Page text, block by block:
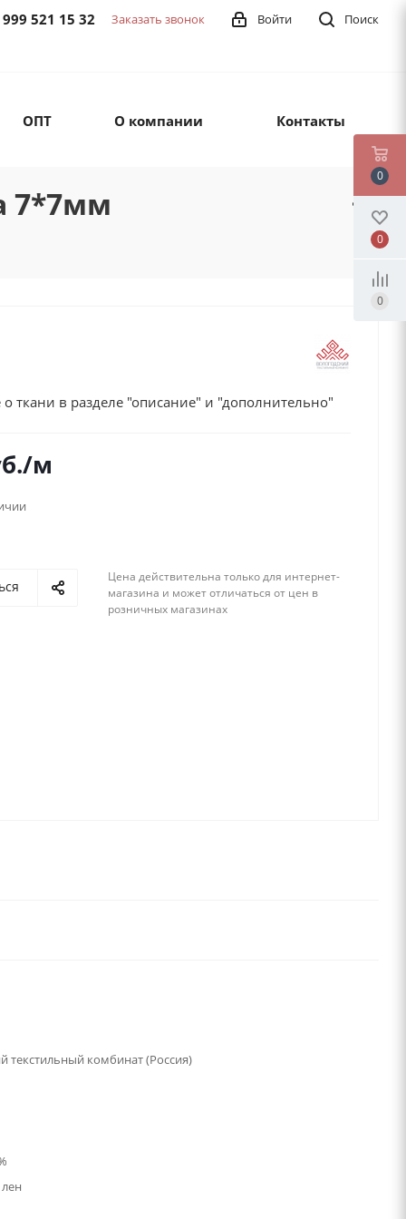
Поиск
Войти
521 15 32 Заказать звонок
ОПТ О компании Контакты
7*7мм
ткани в разделе "описание" и "дополнительно"
/м
Цена действительна только для интернет-
магазина и может отличаться от цен в
розничных магазинах
текстильный комбинат (Россия)
0
0
0